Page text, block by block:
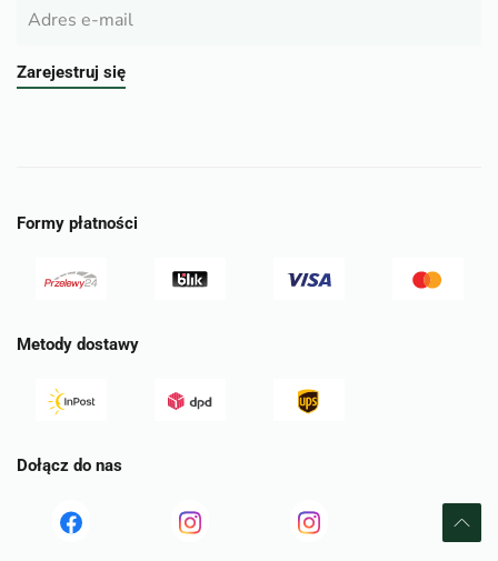
Zarejestruj się
Formy płatności
Metody dostawy
Dołącz do nas